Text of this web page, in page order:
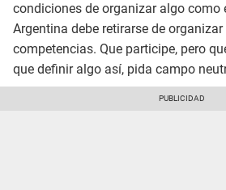
condiciones de organizar algo como
Argentina debe retirarse de
competencias. Que participe, pero
que definir algo así, pida campo